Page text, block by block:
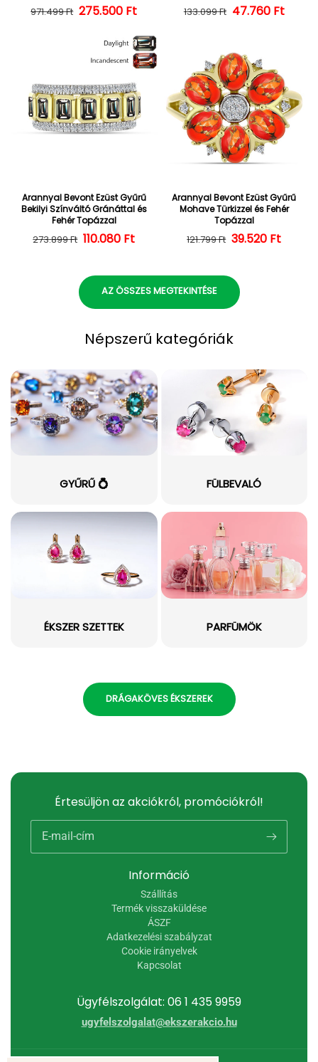
Normál ár
971.499 Ft Kedvezményes ár
275.500 Ft Normál ár
133.099 Ft 47.760 Ft
Arannyal Bevont Ezüst Gyűrű
Bekilyi Színváltó Gránáttal és
Fehér Topázzal
Normál ár
273.899 Ft Kedvezményes ár
110.080 Ft
Arannyal Bevont Ezüst Gyűrű
Mohave Türkizzel és Fehér
Topázzal
Normál ár
121.799 Ft 39.520 Ft
AZ ÖSSZES MEGTEKINTÉSE
Népszerű kategóriák
GYŰRŰ 💍 FÜLBEVALÓ
ÉKSZER SZETTEK PARFÜMÖK
DRÁGAKÖVES ÉKSZEREK
Ügyfélszolgálat: 06 1 435 9959
ugyfelszolgalat@ekszerakcio.hu
Információ
Szállítás
Termék visszaküldése
ÁSZF
Adatkezelési szabályzat
Cookie irányelvek
Kapcsolat
Értesüljön az akciókról, promóciókról!
E-mail-cím